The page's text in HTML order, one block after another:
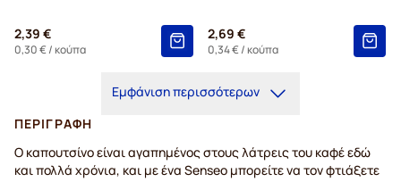
2,39 €
0,30 €/ κούπα
2,69 €
0,34 €/ κούπα
Εμφάνιση περισσότερων
ΠΕΡΙΓΡΑΦΉ
Ο καπουτσίνο είναι αγαπημένος στους λάτρεις του καφέ εδώ
και πολλά χρόνια, και με ένα Senseo μπορείτε να τον φτιάξετε